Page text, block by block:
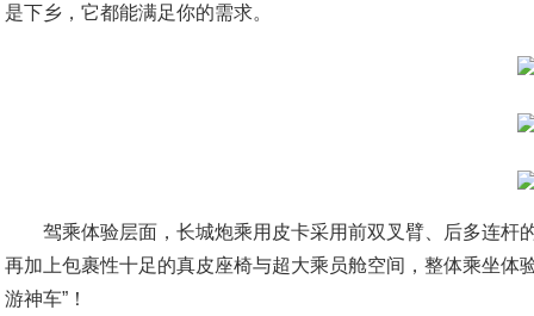
是下乡，它都能满足你的需求。
驾乘体验层面，长城炮乘用皮卡采用前双叉臂、后多连
再加上包裹性十足的真皮座椅与超大乘员舱空间，整体乘坐
游神车”！